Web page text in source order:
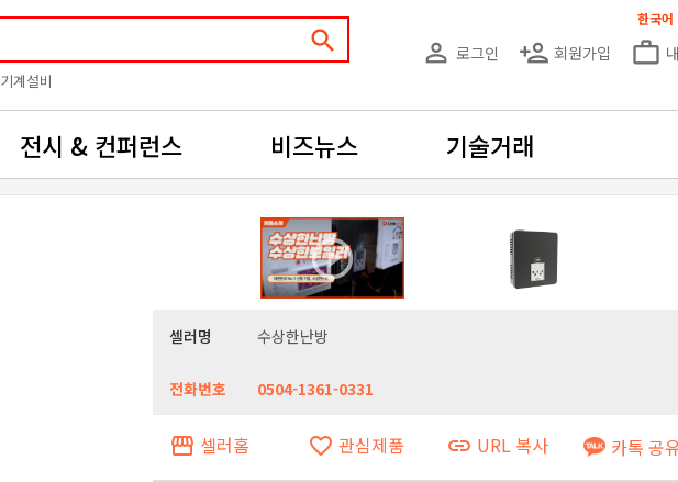
search
기계설비
person_outline 로그인 person_add 회원가입 work_outline
한국어
전시 & 컨퍼런스 비즈뉴스 기술거래
셀러명 수상한난방
전화번호 0504-1361-0331
storefront 셀러홈 favorite_border 관심제품 link URL 복사 카톡 공